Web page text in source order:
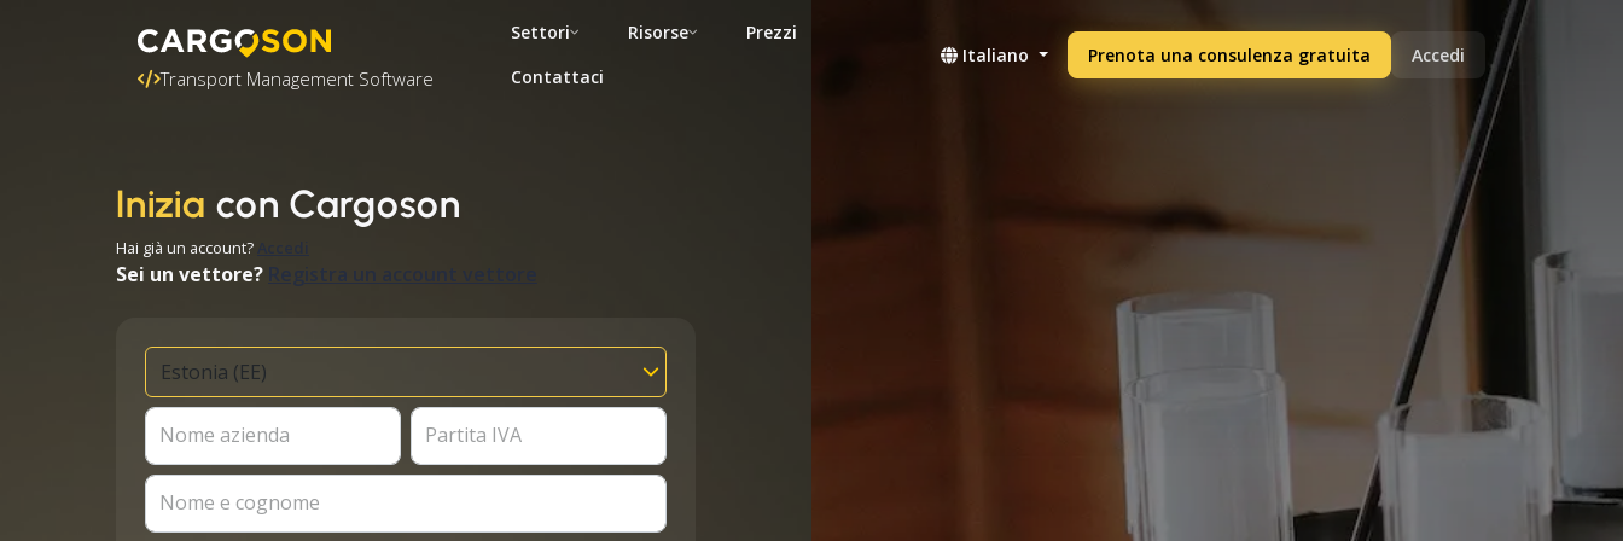
Transport Management Software
Settori Risorse
Prezzi
Contattaci
Italiano Prenota una consulenza gratuita Accedi
Inizia con Cargoson
Hai già un account?
Sei un vettore?
Nome azienda Partita IVA
Nome e cognome